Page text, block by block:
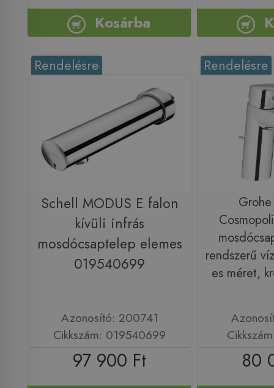
Kosárba
Rendelésre
Schell MODUS E falon
kívüli infrás
mosdócsaptelep elemes
019540699
Azonosító: 200741
Cikkszám: 019540699
97 900 Ft
Rendelésre
rendszerű
es méret,
80